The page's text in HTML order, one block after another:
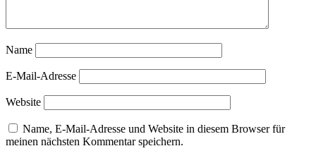
Name
E-Mail-Adresse
Website
Name, E-Mail-Adresse und Website in diesem Browser für
meinen nächsten Kommentar speichern.